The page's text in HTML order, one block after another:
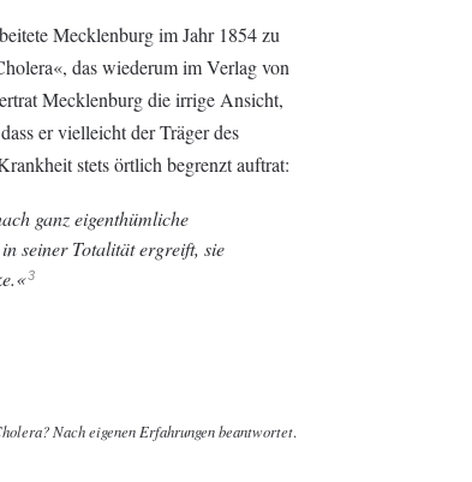
Mecklenburg im Jahr 1854 zu
das wiederum im Verlag von
Mecklenburg die irrige Ansicht,
er vielleicht der Träger des
stets örtlich begrenzt auftrat:
ganz eigenthümliche
seiner Totalität ergreift, sie
3
Nach eigenen Erfahrungen beantwortet.